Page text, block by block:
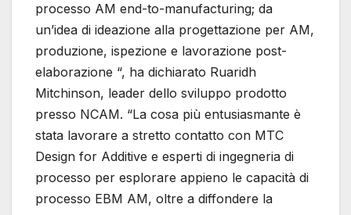
processo AM end-to-manufacturing; da
un’idea di ideazione alla progettazione per AM,
produzione, ispezione e lavorazione post-
elaborazione “, ha dichiarato Ruaridh
Mitchinson, leader dello sviluppo prodotto
presso NCAM. “La cosa più entusiasmante è
stata lavorare a stretto contatto con MTC
Design for Additive e esperti di ingegneria di
processo per esplorare appieno le capacità di
processo EBM AM, oltre a diffondere la